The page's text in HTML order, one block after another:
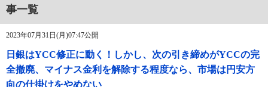
事一覧
2023年07月31日(月)07:47公開
日銀はYCC修正に動く！しかし、次の引き締めがYCCの完
全撤廃、マイナス金利を解除する程度なら、市場は円安方
向の仕掛けをやめない